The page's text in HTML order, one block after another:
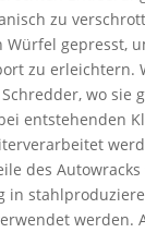
zu
gepresst,
zu erleichtern.
wo sie
entstehenden
des
in
werden.